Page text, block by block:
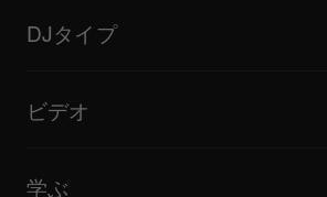
DJミキサー
オールインワンDJシステム
DJサンプラー
DJエフェクター
モニタースピーカー
DJタイプ
ライブストリーミング
ミニクラブ / バー・ラウンジ
バトル / パフォーマンス
ビデオ
チュートリアル
学ぶ